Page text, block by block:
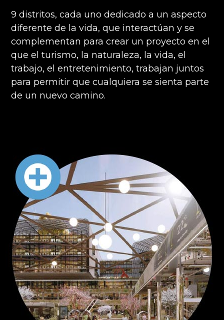
9 distritos, cada uno dedicado a un aspecto
diferente de la vida, que interactúan y se
complementan para crear un proyecto en el
que el turismo, la naturaleza, la vida, el
trabajo, el entretenimiento, trabajan juntos
para permitir que cualquiera se sienta parte
de un nuevo camino.